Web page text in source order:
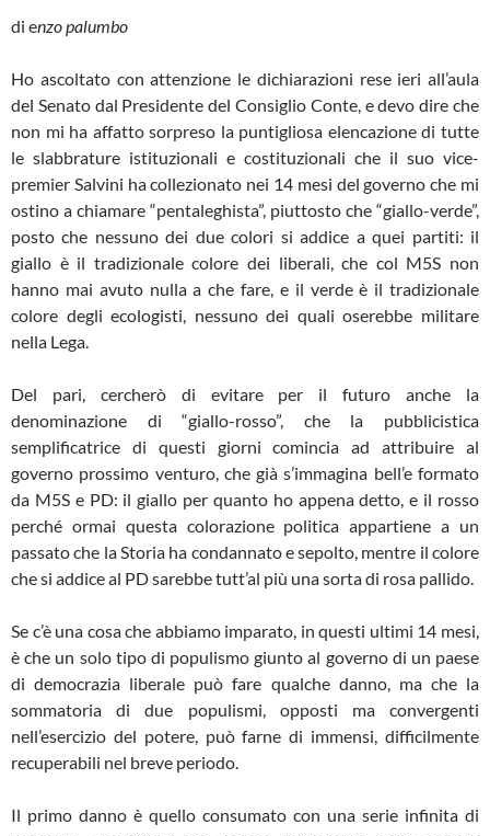
di enzo palumbo
Ho ascoltato con attenzione le dichiarazioni rese ieri all’aula
del Senato dal Presidente del Consiglio Conte, e devo dire che
non mi ha affatto sorpreso la puntigliosa elencazione di tutte
le slabbrature istituzionali e costituzionali che il suo vice-
premier Salvini ha collezionato nei 14 mesi del governo che mi
ostino a chiamare “pentaleghista”, piuttosto che “giallo-verde”,
posto che nessuno dei due colori si addice a quei partiti: il
giallo è il tradizionale colore dei liberali, che col M5S non
hanno mai avuto nulla a che fare, e il verde è il tradizionale
colore degli ecologisti, nessuno dei quali oserebbe militare
nella Lega.
Del pari, cercherò di evitare per il futuro anche la
denominazione di “giallo-rosso”, che la pubblicistica
semplificatrice di questi giorni comincia ad attribuire al
governo prossimo venturo, che già s’immagina bell’e formato
da M5S e PD: il giallo per quanto ho appena detto, e il rosso
perché ormai questa colorazione politica appartiene a un
passato che la Storia ha condannato e sepolto, mentre il colore
che si addice al PD sarebbe tutt’al più una sorta di rosa pallido.
Se c’è una cosa che abbiamo imparato, in questi ultimi 14 mesi,
è che un solo tipo di populismo giunto al governo di un paese
di democrazia liberale può fare qualche danno, ma che la
sommatoria di due populismi, opposti ma convergenti
nell’esercizio del potere, può farne di immensi, difficilmente
recuperabili nel breve periodo.
Il primo danno è quello consumato con una serie infinita di